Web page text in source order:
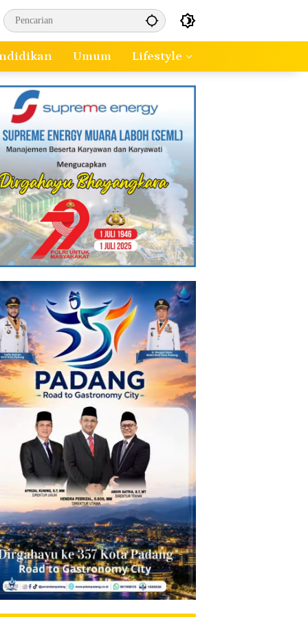
Umum Lifestyle